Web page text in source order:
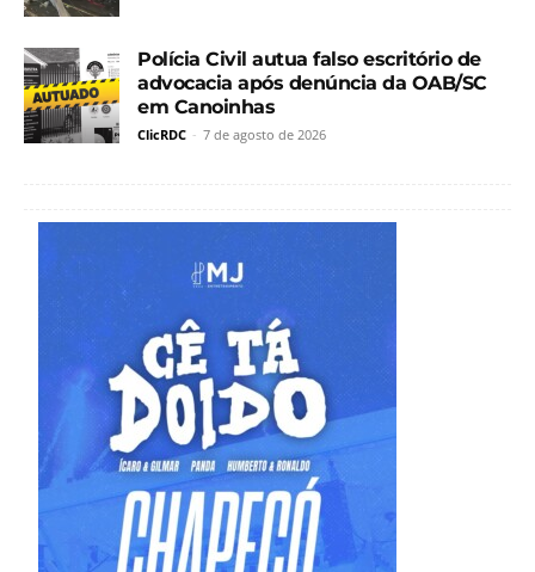
Polícia Civil autua falso escritório de
advocacia após denúncia da OAB/SC
em Canoinhas
ClicRDC - 7 de agosto de 2026